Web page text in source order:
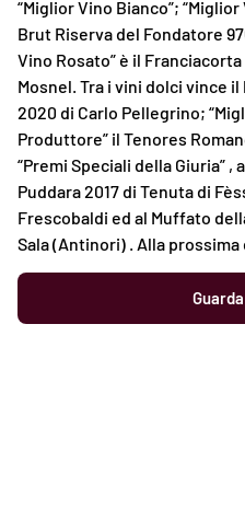
“Miglior Vino Bianco”;
Brut Riserva del Fondatore
Vino Rosato” è il
Mosnel. Tra i vini dolci vince
2020 di Carlo Pellegrino;
Produttore” il Tenores
“Premi Speciali della Giuria” ,
Puddara 2017 di Tenuta di
Frescobaldi ed al Muffato
Sala (Antinori) . Alla prossima